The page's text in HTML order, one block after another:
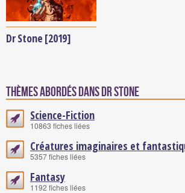
Dr Stone [2019]
Thèmes abordés dans Dr Stone
Science-Fiction
10863 fiches liées
Créatures imaginaires et
5357 fiches liées
Fantasy
1192 fiches liées